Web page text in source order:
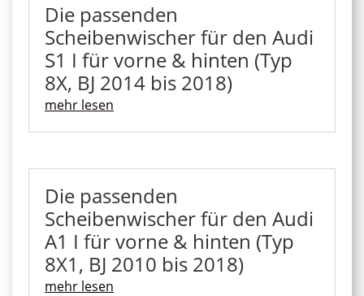
Die passenden
Scheibenwischer für den Audi
S1 I für vorne & hinten (Typ
8X, BJ 2014 bis 2018)
mehr lesen
Die passenden
Scheibenwischer für den Audi
A1 I für vorne & hinten (Typ
8X1, BJ 2010 bis 2018)
mehr lesen